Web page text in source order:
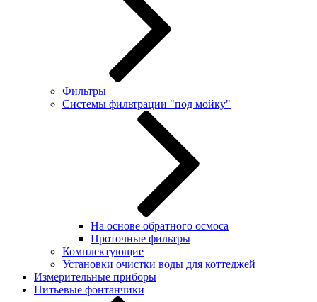
Фильтры
Системы фильтрации "под мойку"
На основе обратного осмоса
Проточные фильтры
Комплектующие
Установки очистки воды для коттеджей
Измерительные приборы
Питьевые фонтанчики